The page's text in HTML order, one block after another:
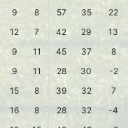
9 8 57 35
22
12 7 42 29
13
9 11 45 37
8
9 11 28 30
-2
15 8 39 32
7
16 8 28 32
-4